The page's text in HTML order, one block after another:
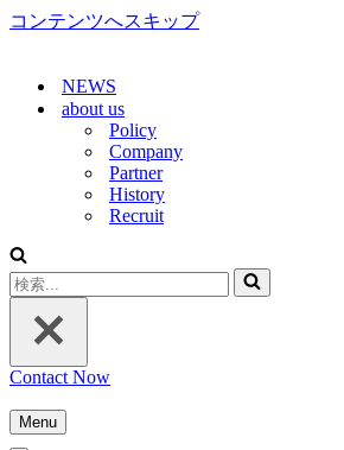
コンテンツへスキップ
NEWS
about us
Policy
Company
Partner
History
Recruit
検
索...
Contact Now
Menu
ナ